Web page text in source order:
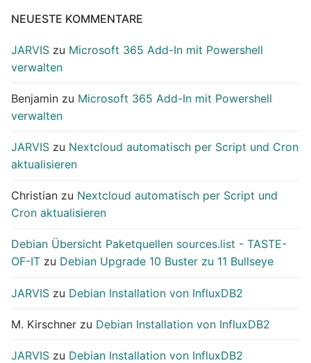
NEUESTE KOMMENTARE
JARVIS zu Microsoft 365 Add-In mit Powershell
verwalten
Benjamin zu Microsoft 365 Add-In mit Powershell
verwalten
JARVIS zu Nextcloud automatisch per Script und Cron
aktualisieren
Christian zu Nextcloud automatisch per Script und
Cron aktualisieren
Debian Übersicht Paketquellen sources.list - TASTE-
OF-IT zu Debian Upgrade 10 Buster zu 11 Bullseye
JARVIS zu Debian Installation von InfluxDB2
M. Kirschner zu Debian Installation von InfluxDB2
JARVIS zu Debian Installation von InfluxDB2